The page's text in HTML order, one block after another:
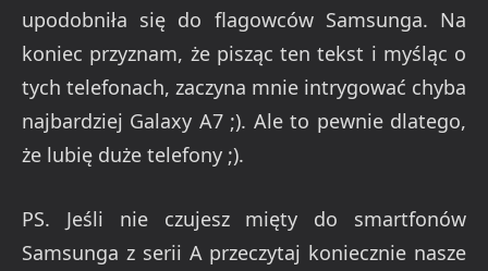
upodobniła się do flagowców Samsunga. Na
koniec przyznam, że pisząc ten tekst i myśląc o
tych telefonach, zaczyna mnie intrygować chyba
najbardziej Galaxy A7 ;). Ale to pewnie dlatego,
że lubię duże telefony ;).
PS. Jeśli nie czujesz mięty do smartfonów
Samsunga z serii A przeczytaj koniecznie nasze